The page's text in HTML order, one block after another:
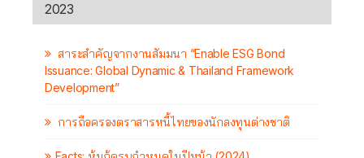
2023
สาระสำคัญจากงานสัมมนา “Enable ESG Bond
Issuance: Global Dynamic & Thailand Framework
Development”
การถือครองตราสารหนี้ไทยของนักลงทุนต่างชาติ